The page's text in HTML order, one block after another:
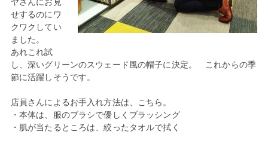
ヤさんにお見
せするのにワ
クワクしてい
ました。
あれこれ試
し、深いグリーンのスウェード風の帽子に決定。 これからの季
節に活躍しそうです。
店員さんによるお手入れ方法は、こちら。
・本体は、服のブラシで優しくブラッシング
・肌が当たるところは、絞ったタオルで拭く